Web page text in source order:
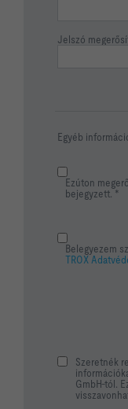
Jelszó
Egyéb
Ezúton
bejegyzett. *
Belegyezem
TROX
Szeretnék
GmbH-tól.